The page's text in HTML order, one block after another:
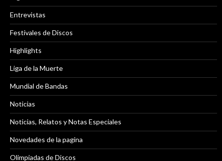
Entrevistas
Festivales de Discos
Highlights
Liga de la Muerte
Mundial de Bandas
Noticias
Noticias, Relatos y Notas Especiales
Novedades de la pagina
Olimpiadas de Discos